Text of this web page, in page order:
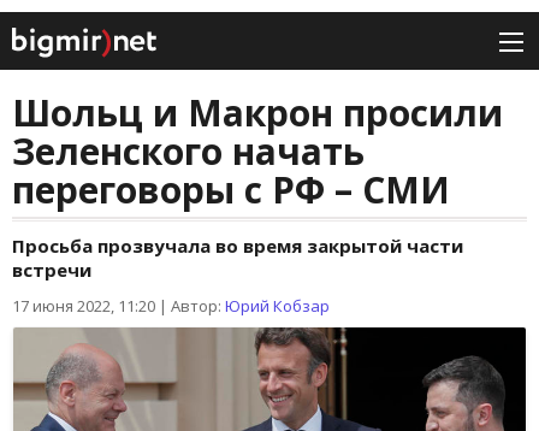
Шольц и Макрон просили
Зеленского начать
переговоры с РФ – СМИ
Просьба прозвучала во время закрытой части
встречи
17 июня 2022, 11:20 | Автор: Юрий Кобзар